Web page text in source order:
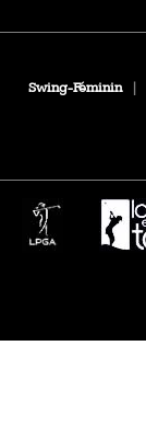
Swing-Féminin